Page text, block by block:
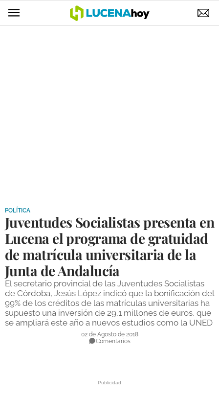
DEPORTES
COMPETICIONES
DEPORTE BASE
OPINIÓN
VENTANA CIUDADANA
CÓRDOBA
POLÍTICA
Juventudes Socialistas presenta en
Lucena el programa de gratuidad
de matrícula universitaria de la
Junta de Andalucía
El secretario provincial de las Juventudes Socialistas
de Córdoba, Jesús López indicó que la bonificación del
99% de los créditos de las matrículas universitarias ha
supuesto una inversión de 29,1 millones de euros, que
se ampliará este año a nuevos estudios como la UNED
02 de Agosto de 2018
Comentarios